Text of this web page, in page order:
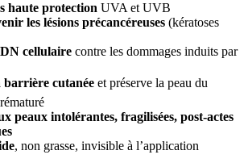
haute protection UVA et UVB
les lésions précancéreuses (kératoses
cellulaire contre les dommages induits par
barrière cutanée et préserve la peau du
peaux intolérantes, fragilisées, post-actes
, non grasse, invisible à l’application